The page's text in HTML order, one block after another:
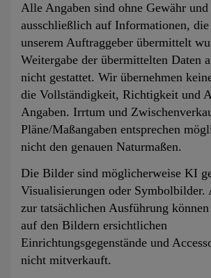
Alle Angaben sind ohne Gewähr und
ausschließlich auf Informationen,
unserem Auftraggeber übermittelt
Weitergabe der übermittelten Daten
nicht gestattet. Wir übernehmen
die Vollständigkeit, Richtigkeit und
Angaben. Irrtum und
Pläne/Maßangaben entsprechen
nicht den genauen Naturmaßen.
Die Bilder sind möglicherweise KI
Visualisierungen oder Symbolbilder.
zur tatsächlichen Ausführung
auf den Bildern ersichtlichen
Einrichtungsgegenstände und
nicht mitverkauft.